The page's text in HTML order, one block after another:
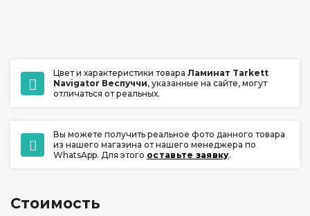
Цвет и характеристики товара Ламинат Tarkett
Navigator Веспуччи, указанные на сайте, могут
отличаться от реальных.
Вы можете получить реальное фото данного товара
из нашего магазина от нашего менеджера по
WhatsApp. Для этого оставьте заявку.
Стоимость